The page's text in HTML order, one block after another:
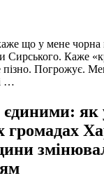
що у мене чорна
Сирського. Каже
пізно. Погрожує.
…
як
громадах